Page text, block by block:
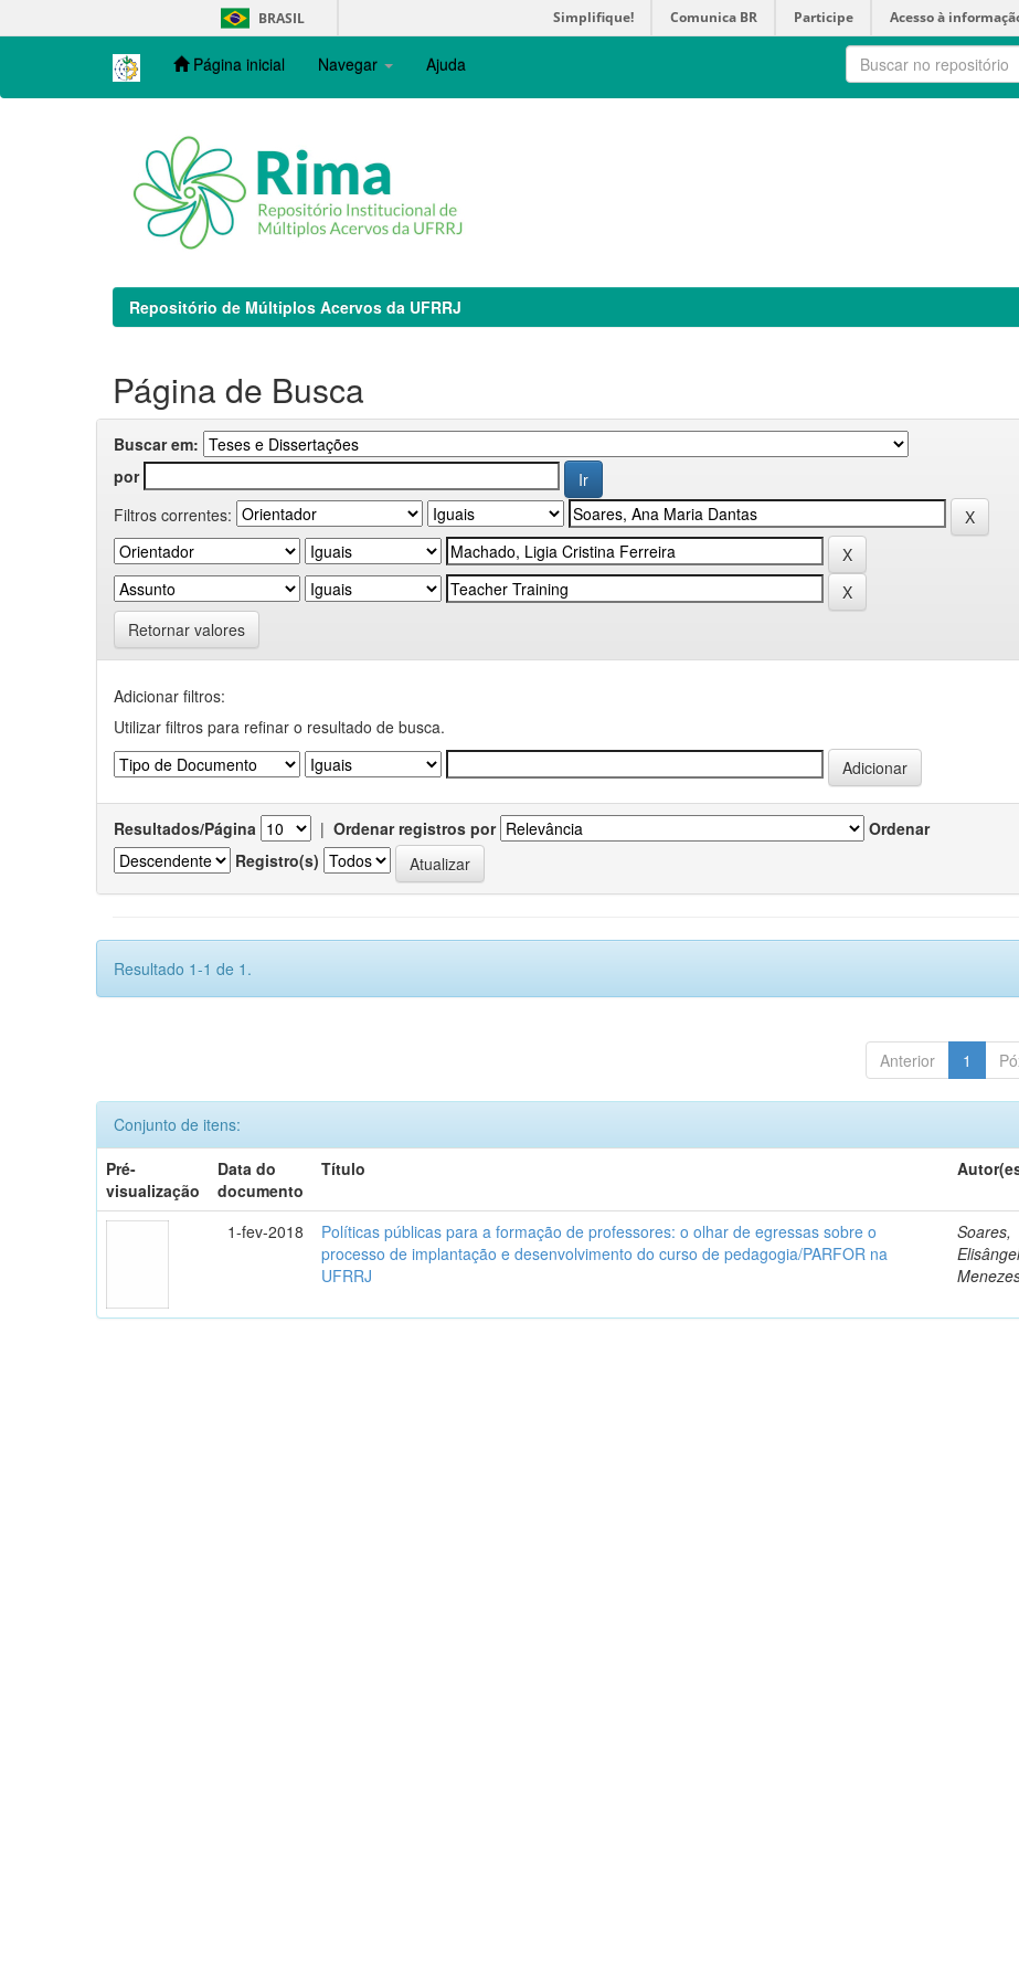
navigation
BRASIL Simplifique! Comunica BR Participe Acesso à
Página inicial Navegar Ajuda
Repositório de Múltiplos Acervos da UFRRJ
Página de Busca
Buscar em:
por
Filtros correntes:
Retornar valores
Adicionar filtros:
Utilizar filtros para refinar o resultado de busca.
Resultados/Página | Ordenar registros por
Ordenar
Registro(s)
Resultado 1-1 de 1.
Anterior 1
Conjunto de itens:
Pré-
visualização
Data do
documento
Título
1-fev-2018
Políticas públicas para a formação de professores: o olhar de egressas sobre o
processo de implantação e desenvolvimento do curso de pedagogia/PARFOR na
UFRRJ
Soares,